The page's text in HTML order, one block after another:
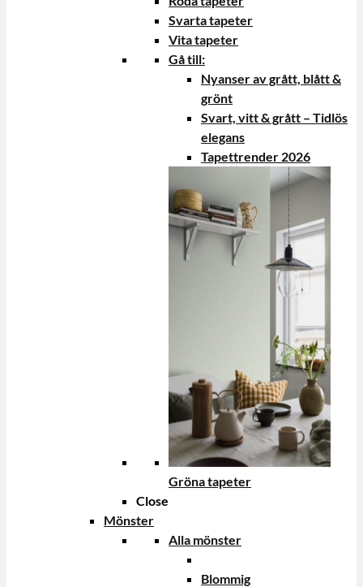
Svarta tapeter
Vita tapeter
Gå till:
Nyanser av grått, blått &
grönt
Svart, vitt & grått – Tidlös
elegans
Tapettrender 2026
Gröna tapeter
Close
Mönster
Alla mönster
Blommig